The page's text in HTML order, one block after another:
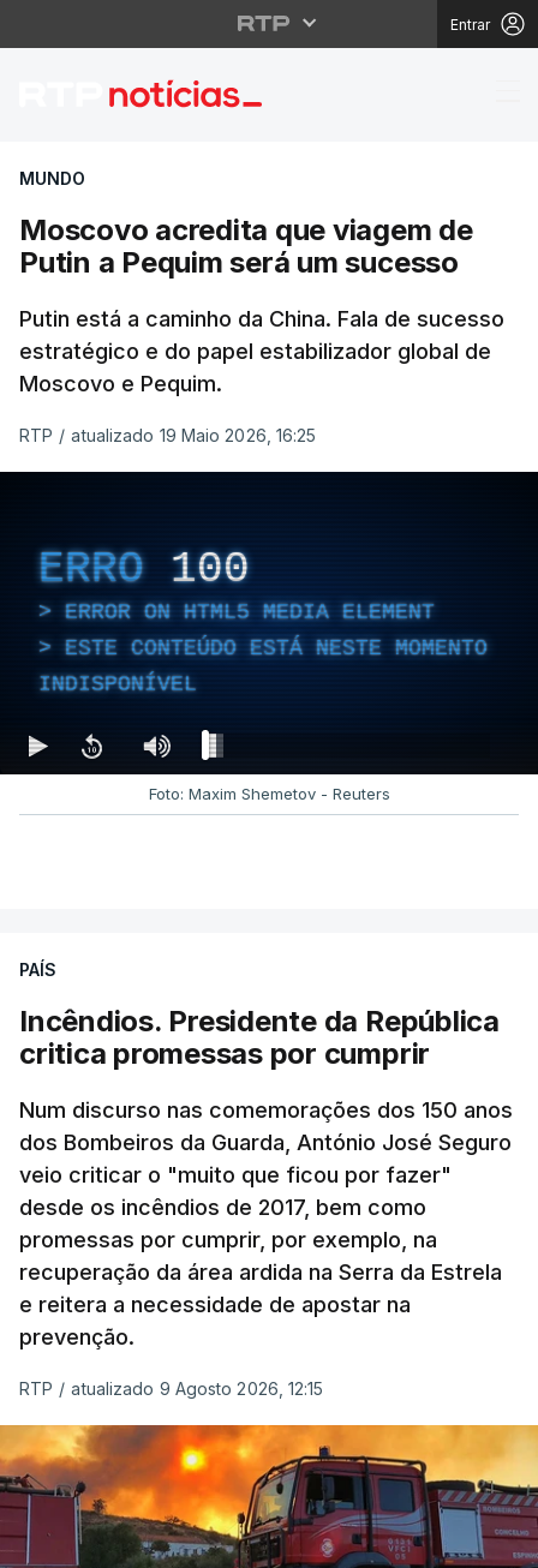
Entrar
Moscovo acredita
MUNDO
Moscovo acredita que viagem de
Putin a Pequim será um sucesso
Putin está a caminho da China. Fala de sucesso
estratégico e do papel estabilizador global de
Moscovo e Pequim.
RTP / atualizado 19 Maio 2026, 16:25
ERRO 100
ERROR ON HTML5 MEDIA ELEMENT
ESTE CONTEÚDO ESTÁ NESTE MOMENTO
INDISPONÍVEL
Foto: Maxim Shemetov - Reuters
PAÍS
Incêndios. Presidente da República
critica promessas por cumprir
Num discurso nas comemorações dos 150 anos
dos Bombeiros da Guarda, António José Seguro
veio criticar o "muito que ficou por fazer"
desde os incêndios de 2017, bem como
promessas por cumprir, por exemplo, na
recuperação da área ardida na Serra da Estrela
e reitera a necessidade de apostar na
prevenção.
RTP / atualizado 9 Agosto 2026, 12:15